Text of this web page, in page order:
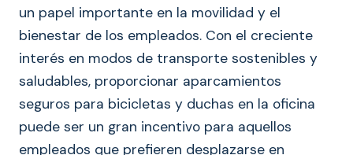
un papel importante en la movilidad y el
bienestar de los empleados. Con el creciente
interés en modos de transporte sostenibles y
saludables, proporcionar aparcamientos
seguros para bicicletas y duchas en la oficina
puede ser un gran incentivo para aquellos
empleados que prefieren desplazarse en